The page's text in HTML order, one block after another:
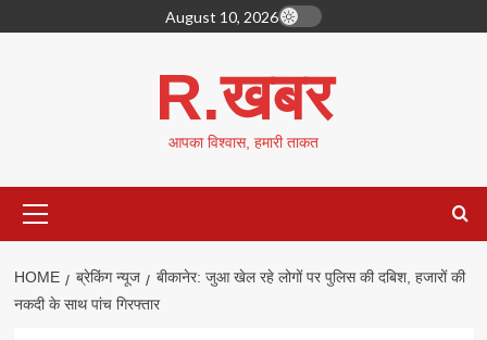
to
August 10, 2026
R.खबर
आपका विश्वास, हमारी ताकत
Menu
HOME ब्रेकिंग न्यूज
बीकानेर: जुआ खेल रहे लोगों पर पुलिस की दबिश, हजारों की
नकदी के साथ पांच गिरफ्तार